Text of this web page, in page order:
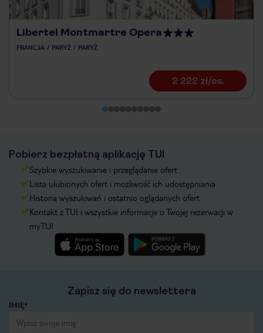
Libertel Montmartre Opera
FRANCJA PARYŻ PARYŻ
2 222 zł/os.
Pobierz bezpłatną aplikację TUI
Szybkie wyszukiwanie i przeglądanie ofert
Lista ulubionych ofert i możliwość ich udostępniania
Historia wyszukiwań i ostatnio oglądanych ofert
Kontakt z TUI i wszystkie informacje o Twojej rezerwacji w
myTUI
Zapisz się do newslettera
IMIĘ*